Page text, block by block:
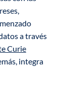
a través
Curie
integra